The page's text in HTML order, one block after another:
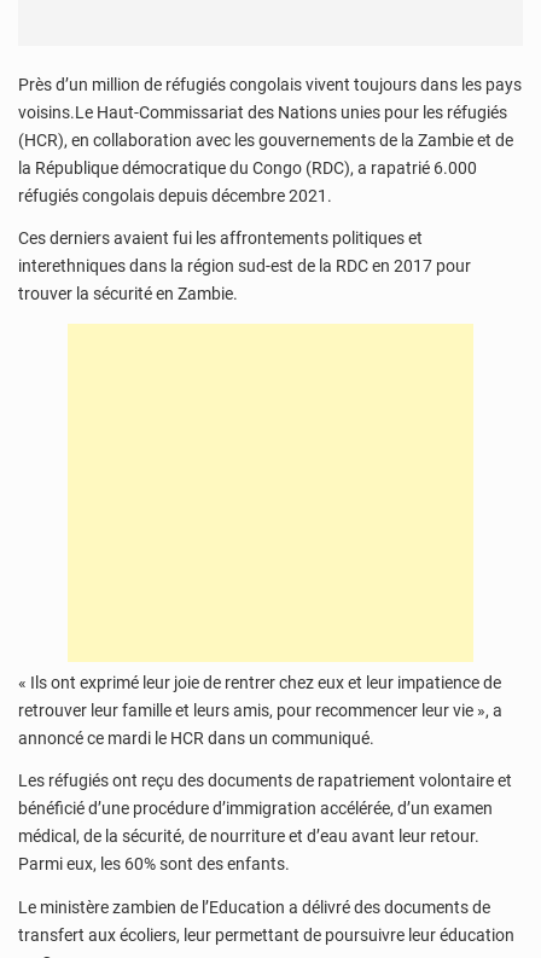
Près d’un million de réfugiés congolais vivent toujours dans les pays
voisins.Le Haut-Commissariat des Nations unies pour les réfugiés
(HCR), en collaboration avec les gouvernements de la Zambie et de
la République démocratique du Congo (RDC), a rapatrié 6.000
réfugiés congolais depuis décembre 2021.
Ces derniers avaient fui les affrontements politiques et
interethniques dans la région sud-est de la RDC en 2017 pour
trouver la sécurité en Zambie.
« Ils ont exprimé leur joie de rentrer chez eux et leur impatience de
retrouver leur famille et leurs amis, pour recommencer leur vie », a
annoncé ce mardi le HCR dans un communiqué.
Les réfugiés ont reçu des documents de rapatriement volontaire et
bénéficié d’une procédure d’immigration accélérée, d’un examen
médical, de la sécurité, de nourriture et d’eau avant leur retour.
Parmi eux, les 60% sont des enfants.
Le ministère zambien de l’Education a délivré des documents de
transfert aux écoliers, leur permettant de poursuivre leur éducation